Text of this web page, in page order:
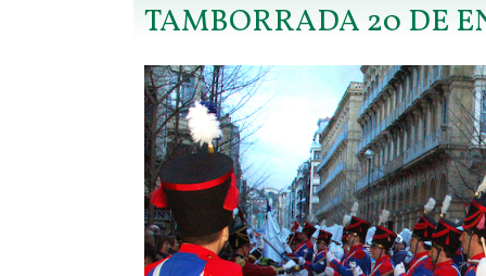
TAMBORRADA 20 DE